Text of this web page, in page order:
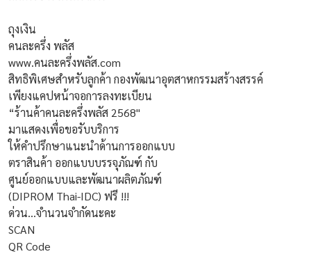
ถุงเงิน
คนละครึ่ง พลัส
www.คนละครึ่งพลัส.com
สิทธิพิเศษสำหรับลูกค้า กองพัฒนาอุตสาหกรรมสร้างสรรค์
เพียงแคปหน้าจอการลงทะเบียน
“ร้านค้าคนละครึ่งพลัส 2568"
มาแสดงเพื่อขอรับบริการ
ให้คำปรึกษาแนะนำด้านการออกแบบ
ตราสินค้า ออกแบบบรรจุภัณฑ์ กับ
ศูนย์ออกแบบและพัฒนาผลิตภัณฑ์
(DIPROM Thai-IDC) ฟรี !!!
ด่วน...จำนวนจำกัดนะคะ
SCAN
QR Code